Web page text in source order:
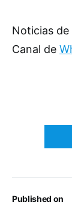
Published on
Noticias de
Canal de